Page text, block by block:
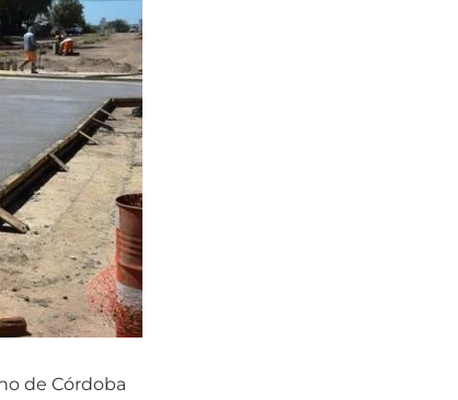
de Córdoba